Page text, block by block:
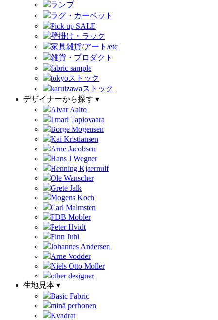
ランプ
ラグ・カーペット
Pick up SALE
壁掛け・ラック
家具雑貨/アート/etc
雑貨・プロダクト
fabric sample
tokyoストック
karuizawaストック
デザイナーから探す ▾
Alvar Aalto
Ilmari Tapiovaara
Borge Mogensen
Kai Kristiansen
Arne Jacobsen
Hans J Wegner
Henning Kjaernulf
Ole Wanscher
Grete Jalk
Mogens Koch
Carl Malmsten
FDB Mobler
Peter Hvidt
Finn Juhl
Johannes Andersen
Arne Vodder
Niels Otto Moller
other designer
生地見本 ▾
Basic Fabric
minä perhonen
Kvadrat